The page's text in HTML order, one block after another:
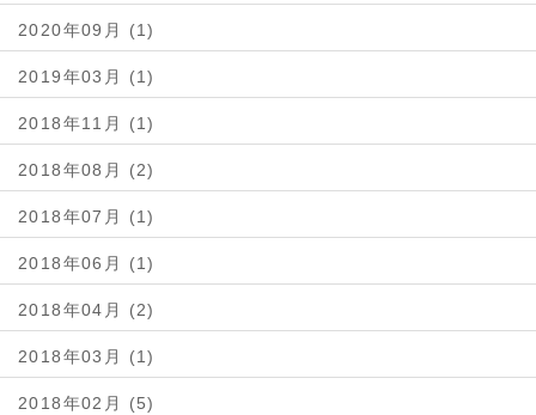
2020年09月 (1)
2019年03月 (1)
2018年11月 (1)
2018年08月 (2)
2018年07月 (1)
2018年06月 (1)
2018年04月 (2)
2018年03月 (1)
2018年02月 (5)